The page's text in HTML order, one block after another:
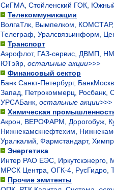
СиГМА Стойленский ГОК
Телекоммуникации
ВолгаТлк Вымпелком КОМСТАР
Телеграф Уралсвязьинформ
Транспорт
Аэрофлот, ГАЗ-сервис ДВМП
ЮТэйр остальные акции>>>
Финансовый сектор
Банк Санкт-Петербург,
Запад
Петрокоммерц Росбанк
УРСАБанк остальные акции>>>
Химическая
Акрон
ВЕРОФАРМ Дорогобуж
Нижнекамскнефтехим
Уралкалий Фармстандарт,
Энергетика
Интер РАО ЕЭС Иркутскэнерго
МРСК Центра ОГК-4 РусГидро
Прочие эмитенты